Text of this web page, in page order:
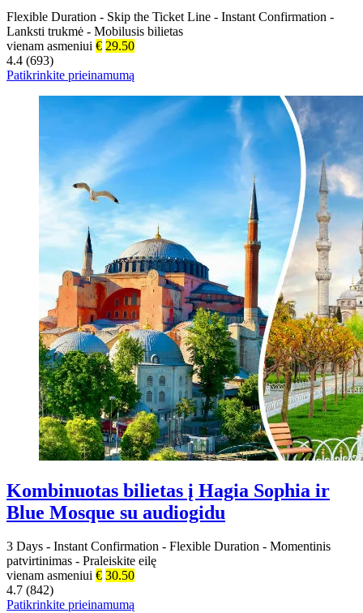
Flexible Duration - Skip the Ticket Line - Instant Confirmation -
Lanksti trukmė - Mobilusis bilietas
vienam asmeniui € 29.50
4.4 (693)
Patikrinkite prieinamumą
Kombinuotas bilietas į Hagia Sophia ir
Blue Mosque su audiogidu
3 Days - Instant Confirmation - Flexible Duration - Momentinis
patvirtinimas - Praleiskite eilę
vienam asmeniui € 30.50
4.7 (842)
Patikrinkite prieinamumą